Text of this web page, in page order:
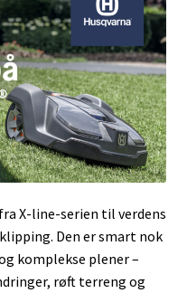
X-line-serien til verdens
Den er smart nok
komplekse plener –
røft terreng og